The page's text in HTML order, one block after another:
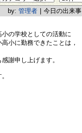
by: 管理者
今日の出来事
の学校としての活動に
小に勤務できたことは，
謝申し上げます。